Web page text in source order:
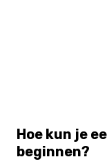
Hoe kun je
beginnen?